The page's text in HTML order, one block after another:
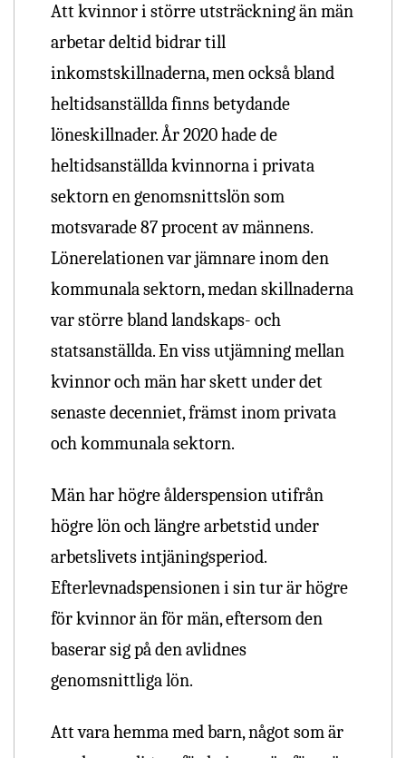
Att kvinnor i större utsträckning än män
arbetar deltid bidrar till
inkomstskillnaderna, men också bland
heltidsanställda finns betydande
löneskillnader. År 2020 hade de
heltidsanställda kvinnorna i privata
sektorn en genomsnittslön som
motsvarade 87 procent av männens.
Lönerelationen var jämnare inom den
kommunala sektorn, medan skillnaderna
var större bland landskaps- och
statsanställda. En viss utjämning mellan
kvinnor och män har skett under det
senaste decenniet, främst inom privata
och kommunala sektorn.
Män har högre ålderspension utifrån
högre lön och längre arbetstid under
arbetslivets intjäningsperiod.
Efterlevnadspensionen i sin tur är högre
för kvinnor än för män, eftersom den
baserar sig på den avlidnes
genomsnittliga lön.
Att vara hemma med barn, något som är